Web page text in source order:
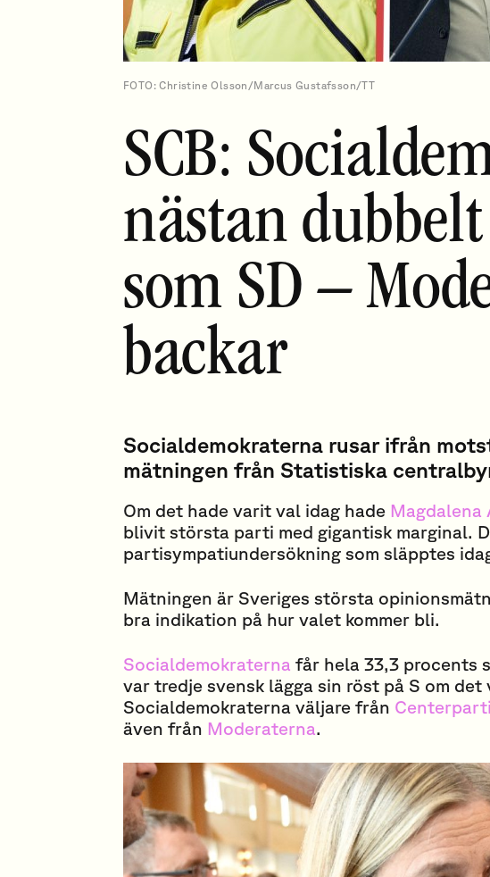
FOTO: Christine Olsson/Marcus Gustafsson/TT
SCB:
nästan
som SD –
backar
Socialdemokraterna rusar ifrån
mätningen från Statistiska
Om det hade varit val idag hade Magdalena
blivit största parti med gigantisk marginal.
partisympatiundersökning som släpptes
Mätningen är Sveriges största
bra indikation på hur valet kommer bli.
Socialdemokraterna får hela 33,3 procents
var tredje svensk lägga sin röst på S om
Socialdemokraterna väljare från
även från Moderaterna.